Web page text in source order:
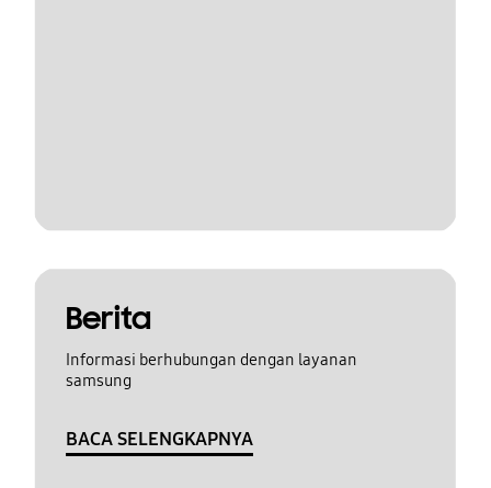
Berita
Informasi berhubungan dengan layanan
samsung
BACA SELENGKAPNYA